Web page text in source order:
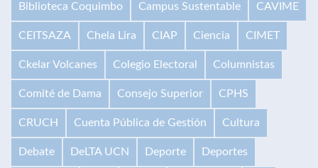
Biblioteca Coquimbo Campus Sustentable CAVIME
CEITSAZA Chela Lira CIAP Ciencia CIMET
Ckelar Volcanes Colegio Electoral Columnistas
Comité de Dama Consejo Superior CPHS
CRUCH Cuenta Pública de Gestión Cultura
Debate DeLTA UCN Deporte Deportes